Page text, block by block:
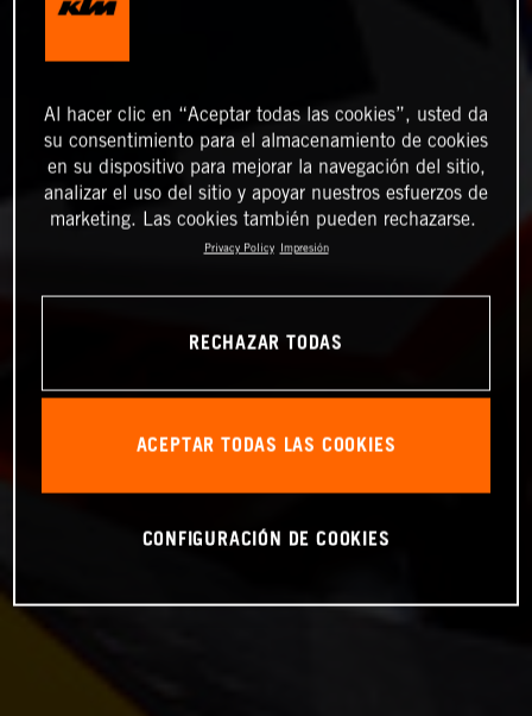
Al hacer clic en “Aceptar todas las cookies”, usted da
su consentimiento para el almacenamiento de cookies
en su dispositivo para mejorar la navegación del sitio,
analizar el uso del sitio y apoyar nuestros esfuerzos de
marketing. Las cookies también pueden rechazarse.
Privacy Policy Impresión
RECHAZAR TODAS
ACEPTAR TODAS LAS COOKIES
CONFIGURACIÓN DE COOKIES